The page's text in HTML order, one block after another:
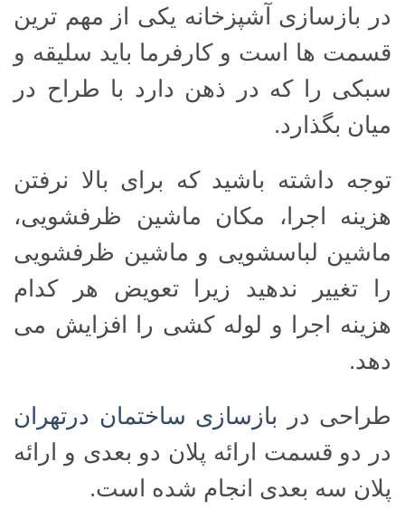
در بازسازی آشپزخانه یکی از مهم ترین
قسمت ها است و کارفرما باید سلیقه و
سبکی را که در ذهن دارد با طراح در
میان بگذارد.
توجه داشته باشید که برای بالا نرفتن
هزینه اجرا، مکان ماشین ظرفشویی،
ماشین لباسشویی و ماشین ظرفشویی
را تغییر ندهید زیرا تعویض هر کدام
هزینه اجرا و لوله کشی را افزایش می
دهد.
طراحی در بازسازی ساختمان درتهران
در دو قسمت ارائه پلان دو بعدی و ارائه
پلان سه بعدی انجام شده است.